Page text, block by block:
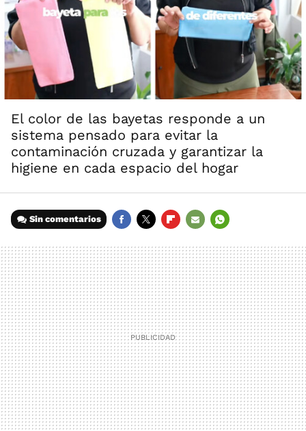
El color de las bayetas responde a un
sistema pensado para evitar la
contaminación cruzada y garantizar la
higiene en cada espacio del hogar
Sin comentarios
MAIL